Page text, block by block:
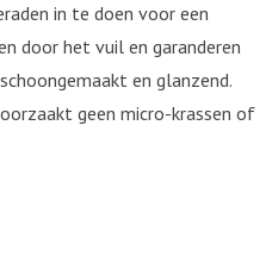
in te doen voor een
door het vuil en garanderen
en glanzend.
geen micro-krassen of